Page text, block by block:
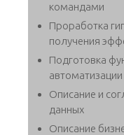
командами
Проработка
получения
Подготовка
автоматизации
Описание и
данных
Описание